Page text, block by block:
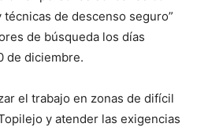
de descenso seguro”
de búsqueda los días
de diciembre.
el trabajo en zonas de difícil
y atender las exigencias